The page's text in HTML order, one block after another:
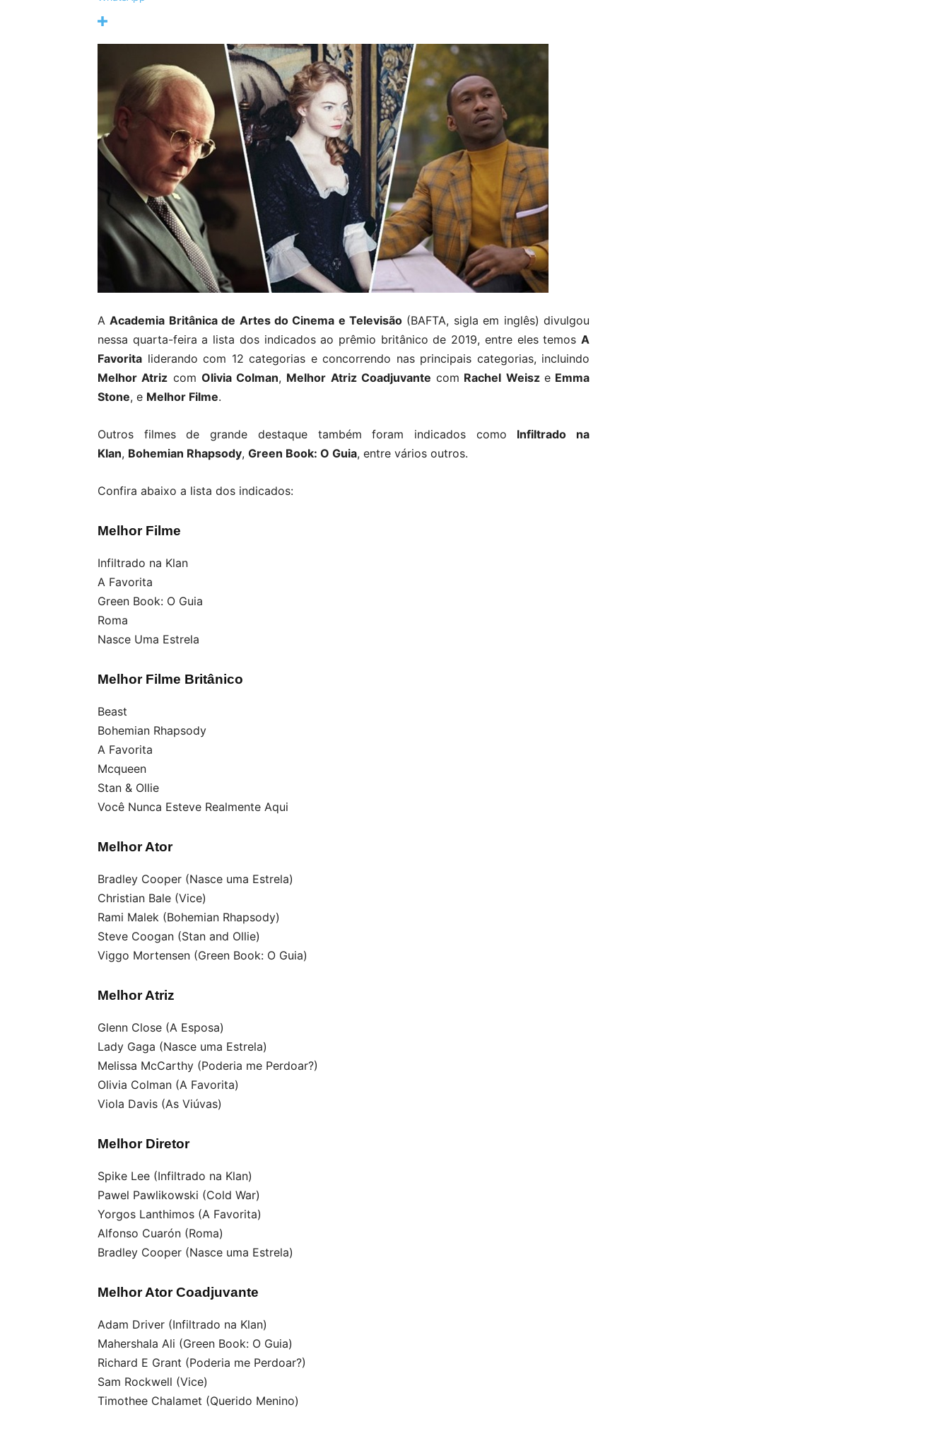
AAcademia Britânica de Artes do Cinema e Televisão (BAFTA, sigla em inglês) divulgou
nessa quarta-feira a lista dos indicados ao prêmio britânico de 2019, entre eles temos A
Favorita liderando com 12 categorias e concorrendo nas principais categorias, incluindo
Melhor Atriz com Olivia Colman, Melhor Atriz Coadjuvante com Rachel Weisz eEmma
Stone, e Melhor Filme.
Outros filmes de grande destaque também foram indicados como Infiltrado na
Klan, Bohemian Rhapsody, Green Book: O Guia, entre vários outros.
Confira abaixo a lista dos indicados:
Melhor Filme
Infiltrado na Klan
A Favorita
Green Book: O Guia
Roma
Nasce Uma Estrela
Melhor Filme Britânico
Beast
Bohemian Rhapsody
A Favorita
Mcqueen
Stan & Ollie
Você Nunca Esteve Realmente Aqui
Melhor Ator
Bradley Cooper (Nasce uma Estrela)
Christian Bale (Vice)
Rami Malek (Bohemian Rhapsody)
Steve Coogan (Stan and Ollie)
Viggo Mortensen (Green Book: O Guia)
Melhor Atriz
Glenn Close (A Esposa)
Lady Gaga (Nasce uma Estrela)
Melissa McCarthy (Poderia me Perdoar?)
Olivia Colman (A Favorita)
Viola Davis (As Viúvas)
Melhor Diretor
Spike Lee (Infiltrado na Klan)
Pawel Pawlikowski (Cold War)
Yorgos Lanthimos (A Favorita)
Alfonso Cuarón (Roma)
Bradley Cooper (Nasce uma Estrela)
Melhor Ator Coadjuvante
Adam Driver (Infiltrado na Klan)
Mahershala Ali (Green Book: O Guia)
Richard E Grant (Poderia me Perdoar?)
Sam Rockwell (Vice)
Timothee Chalamet (Querido Menino)